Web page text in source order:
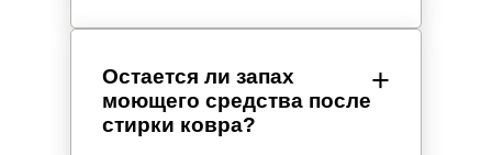
Остается ли запах
моющего средства после
стирки ковра?